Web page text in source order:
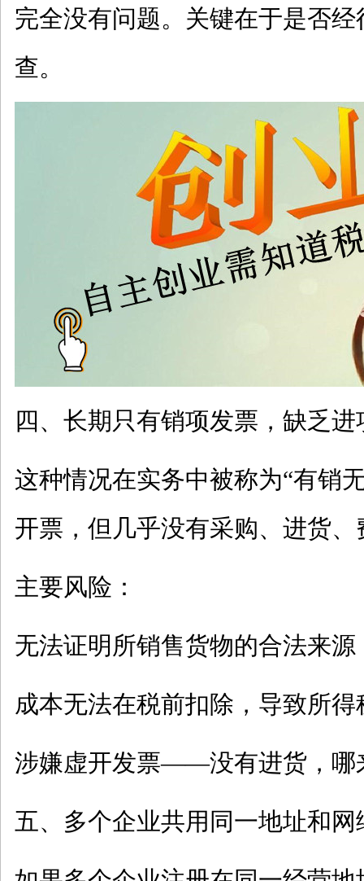
完全没有问题。关键在于是否经
查。
四、长期只有销项发票，缺乏进
这种情况在实务中被称为“有销
开票，但几乎没有采购、进货
主要风险：
无法证明所销售货物的合法来源
成本无法在税前扣除，导致所
涉嫌虚开发票——没有进货，哪
五、多个企业共用同一地址和网